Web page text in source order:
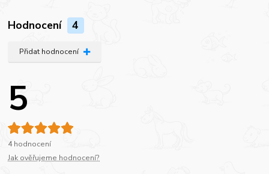
Hodnocení 4
Přidat hodnocení
5
4 hodnocení
Jak ověřujeme hodnocení?